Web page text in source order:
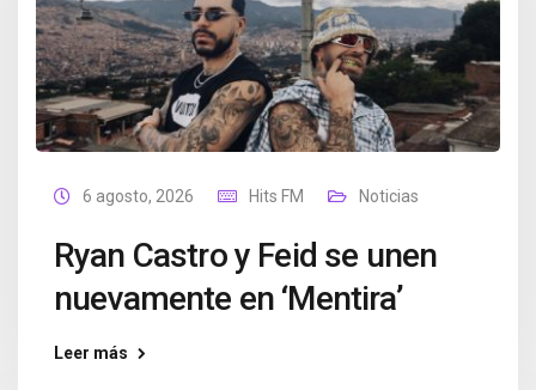
6 agosto, 2026 Hits FM Noticias
Ryan Castro y Feid se unen
nuevamente en ‘Mentira’
Leer más